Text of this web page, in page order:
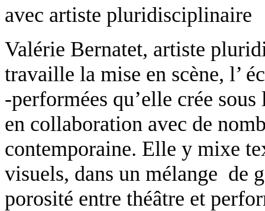
avec artiste pluridisciplinaire
Valérie Bernatet, artiste
travaille la mise en scène, l’
-performées qu’elle crée
en collaboration avec de
contemporaine. Elle y mixe
visuels, dans un mélange de
porosité entre théâtre et